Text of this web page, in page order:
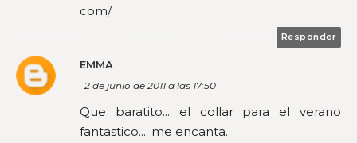
com/
Responder
EMMA
2 de junio de 2011 a las 17:50
Que baratito... el collar para el verano
fantastico.... me encanta.